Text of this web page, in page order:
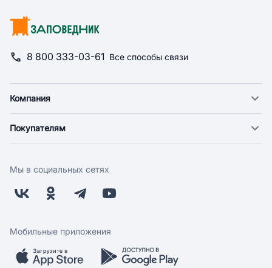
8 800 333-03-61 Все способы связи
Компания
Новости
Поставщикам
Заводчикам
Обратная связь
Покупателям
Оплата
Бонусная программа
Скидки и акции
Мобильное приложение
Мы в социальных сетях
Мобильные приложения